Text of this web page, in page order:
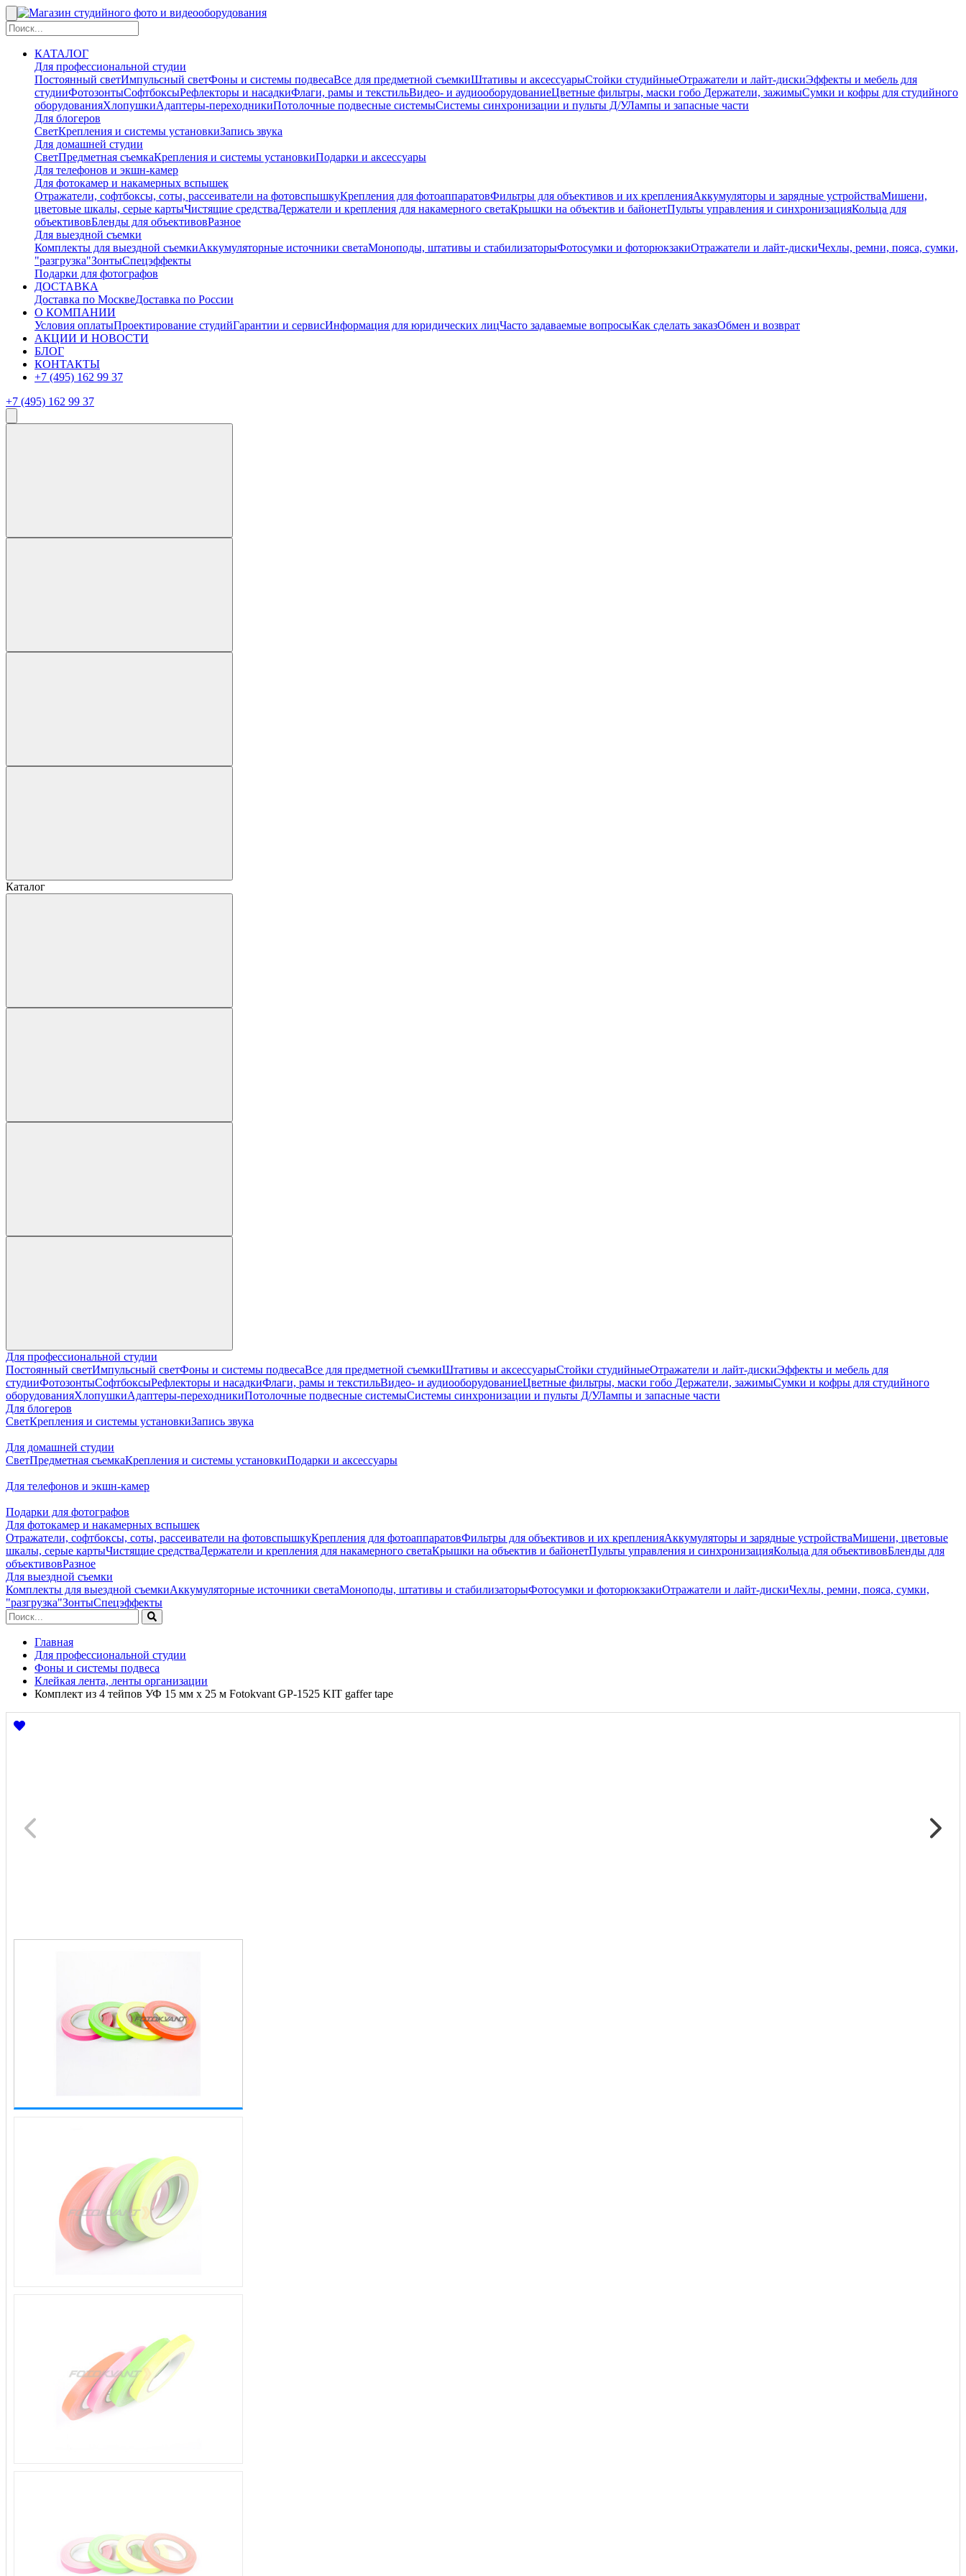
КАТАЛОГ
Для профессиональной студии
Постоянный светИмпульсный светФоны и системы подвесаВсе для предметной съемкиШтативы и аксессуарыСтойки студийныеОтражатели и лайт-дискиЭффекты и мебель для
студииФотозонтыСофтбоксыРефлекторы и насадкиФлаги, рамы и текстильВидео- и аудиооборудованиеЦветные фильтры, маски гобо Держатели, зажимыСумки и кофры для студийного
оборудованияХлопушкиАдаптеры-переходникиПотолочные подвесные системыСистемы синхронизации и пульты Д/УЛампы и запасные части
Для блогеров
СветКрепления и системы установкиЗапись звука
Для домашней студии
СветПредметная съемкаКрепления и системы установкиПодарки и аксессуары
Для телефонов и экшн-камер
Для фотокамер и накамерных вспышек
Отражатели, софтбоксы, соты, рассеиватели на фотовспышкуКрепления для фотоаппаратовФильтры для объективов и их крепленияАккумуляторы и зарядные устройстваМишени,
цветовые шкалы, серые картыЧистящие средстваДержатели и крепления для накамерного светаКрышки на объектив и байонетПульты управления и синхронизацияКольца для
объективовБленды для объективовРазное
Для выездной съемки
Комплекты для выездной съемкиАккумуляторные источники светаМоноподы, штативы и стабилизаторыФотосумки и фоторюкзакиОтражатели и лайт-дискиЧехлы, ремни, пояса, сумки,
"разгрузка"ЗонтыСпецэффекты
Подарки для фотографов
ДОСТАВКА
Доставка по МосквеДоставка по России
О КОМПАНИИ
Условия оплатыПроектирование студийГарантии и сервисИнформация для юридических лицЧасто задаваемые вопросыКак сделать заказОбмен и возврат
АКЦИИ И НОВОСТИ
БЛОГ
КОНТАКТЫ
+7 (495) 162 99 37
+7 (495) 162 99 37
Каталог
Для профессиональной студии
Постоянный светИмпульсный светФоны и системы подвесаВсе для предметной съемкиШтативы и аксессуарыСтойки студийныеОтражатели и лайт-дискиЭффекты и мебель для
студииФотозонтыСофтбоксыРефлекторы и насадкиФлаги, рамы и текстильВидео- и аудиооборудованиеЦветные фильтры, маски гобо Держатели, зажимыСумки и кофры для студийного
оборудованияХлопушкиАдаптеры-переходникиПотолочные подвесные системыСистемы синхронизации и пульты Д/УЛампы и запасные части
Для блогеров
СветКрепления и системы установкиЗапись звука
Для домашней студии
СветПредметная съемкаКрепления и системы установкиПодарки и аксессуары
Для телефонов и экшн-камер
Подарки для фотографов
Для фотокамер и накамерных вспышек
Отражатели, софтбоксы, соты, рассеиватели на фотовспышкуКрепления для фотоаппаратовФильтры для объективов и их крепленияАккумуляторы и зарядные устройстваМишени, цветовые
шкалы, серые картыЧистящие средстваДержатели и крепления для накамерного светаКрышки на объектив и байонетПульты управления и синхронизацияКольца для объективовБленды для
объективовРазное
Для выездной съемки
Комплекты для выездной съемкиАккумуляторные источники светаМоноподы, штативы и стабилизаторыФотосумки и фоторюкзакиОтражатели и лайт-дискиЧехлы, ремни, пояса, сумки,
"разгрузка"ЗонтыСпецэффекты
Главная
Для профессиональной студии
Фоны и системы подвеса
Клейкая лента, ленты организации
Комплект из 4 тейпов УФ 15 мм х 25 м Fotokvant GP-1525 KIT gaffer tape